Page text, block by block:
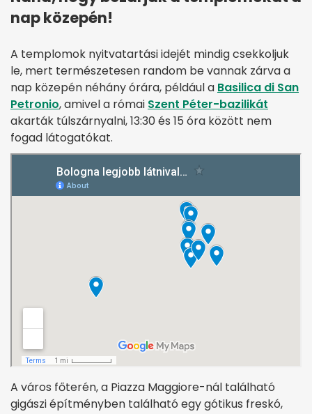
nap közepén!
A templomok nyitvatartási idejét mindig csekkoljuk
le, mert természetesen random be vannak zárva a
nap közepén néhány órára, például a Basilica di San
Petronio, amivel a római Szent Péter-bazilikát
akarták túlszárnyalni, 13:30 és 15 óra között nem
fogad látogatókat.
A város főterén, a Piazza Maggiore-nál található
gigászi építményben található egy gótikus freskó,